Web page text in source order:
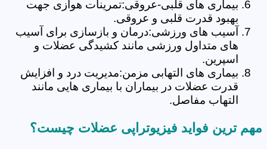
بیماری های قلبی-عروقی:تمرینات هوازی جهت
بهبود قدرت قلبی و عروقی.
آسیب های ورزشی:درمان و بازسازی برای آسیب
های متداول ورزشی مانند کشیدگی عضلات و
اسپرین.
بیماری های التهابی مزمن:مدیریت درد و افزایش
قدرت عضلات در بیماران با بیماری هایی مانند
التهاب مفاصل.
مهم ترین فواید فیزیوتراپی عضلات چیست؟